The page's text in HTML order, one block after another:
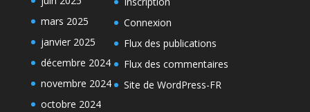
mars 2025
janvier 2025
décembre 2024
novembre 2024
octobre 2024
Connexion
Flux des publications
Flux des commentaires
Site de WordPress-FR